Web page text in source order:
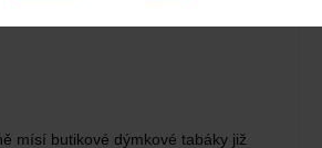
mísí butikové dýmkové tabáky již